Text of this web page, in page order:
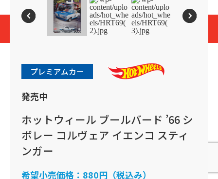
プレミアムカー
発売中
ホットウィール ブールバード ’66 シ
ボレー コルヴェア イエンコ スティ
ンガー
希望小売価格： 880円（税込み）
page top